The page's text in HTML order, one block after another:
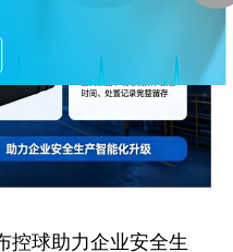
控球助力企业安全生